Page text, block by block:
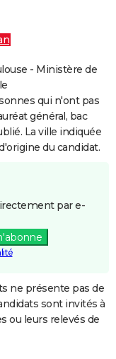
- Ministère de
qui n'ont pas
général, bac
La ville indiquée
du candidat.
par e-
ne présente pas de
sont invités à
ou leurs relevés de